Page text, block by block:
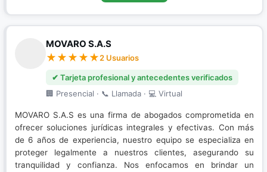
MOVARO S.A.S
2 Usuarios
✔ Tarjeta profesional y antecedentes verificados
🏢 Presencial · 📞 Llamada · 💻 Virtual
MOVARO S.A.S es una firma de abogados comprometida en
ofrecer soluciones jurídicas integrales y efectivas. Con más
de 6 años de experiencia, nuestro equipo se especializa en
proteger legalmente a nuestros clientes, asegurando su
tranquilidad y confianza. Nos enfocamos en brindar un